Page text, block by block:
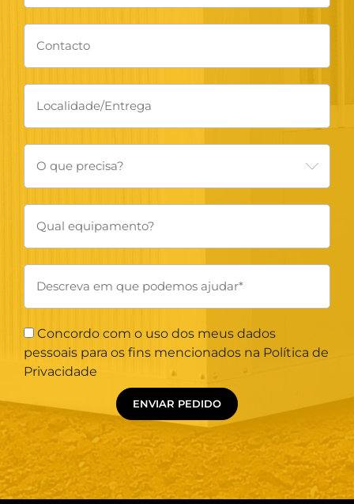
Concordo com o uso dos meus dados
pessoais para os fins mencionados na Política de
Privacidade
ENVIAR PEDIDO